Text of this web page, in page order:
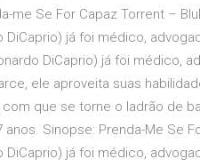
me Se For Capaz Torrent –
DiCaprio) já foi médico,
DiCaprio) já foi médico,
ele aproveita suas
que se torne o ladrão de
Sinopse: Prenda-Me Se
DiCaprio) já foi médico,